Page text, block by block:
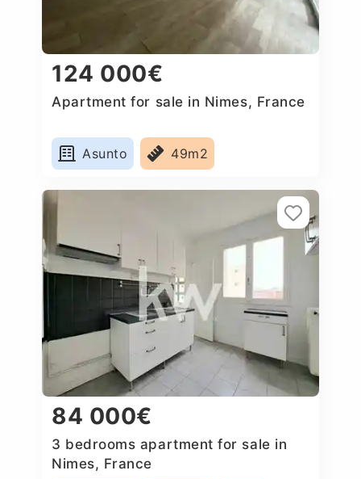
124 000€
Apartment for sale in Nimes, France
Asunto 49m2
84 000€
3 bedrooms apartment for sale in
Nimes, France